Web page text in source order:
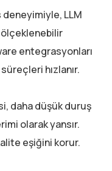
deneyimiyle, LLM
ölçeklenebilir
entegrasyonları
hızlanır.
daha düşük duruş
olarak yansır.
eşiğini korur.